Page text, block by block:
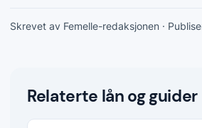
Skrevet av Femelle-redaksjonen ·
Relaterte lån og guider